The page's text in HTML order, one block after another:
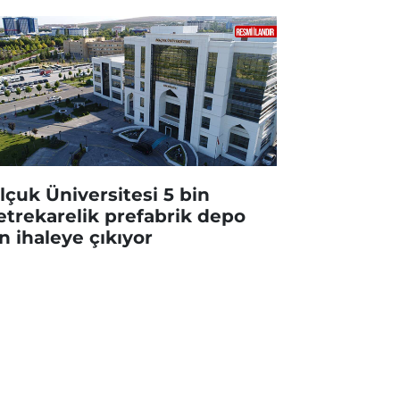
Üniversitesi 5 bin
prefabrik depo
ihaleye çıkıyor